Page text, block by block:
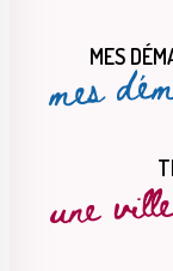
MES
mes
une